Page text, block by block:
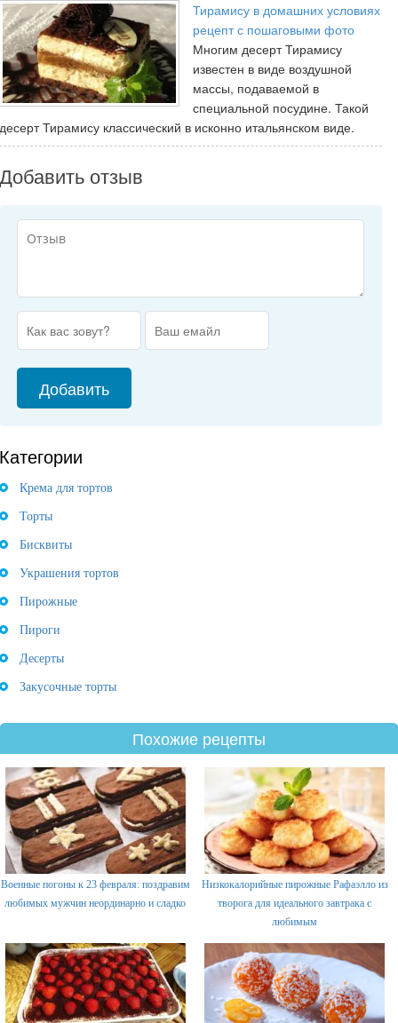
Тирамису в домашних условиях
рецепт с пошаговыми фото
Многим десерт Тирамису
известен в виде воздушной
массы, подаваемой в
специальной посудине. Такой
десерт Тирамису классический в исконно итальянском виде.
Добавить отзыв
Категории
Крема для тортов
Торты
Бисквиты
Украшения тортов
Пирожные
Пироги
Десерты
Закусочные торты
Похожие рецепты
Военные погоны к 23 февраля: поздравим
любимых мужчин неординарно и сладко
Низкокалорийные пирожные Рафаэлло из
творога для идеального завтрака с
любимым